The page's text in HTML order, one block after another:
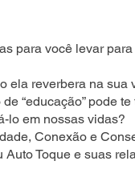
para você levar
ela reverbera na sua
“educação” pode te
lo em nossas vidas?
Conexão e
Toque e suas